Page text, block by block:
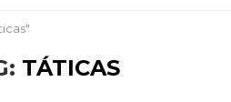
TÁTICAS